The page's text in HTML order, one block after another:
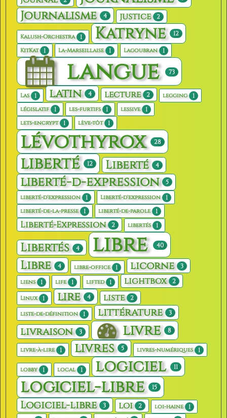
Journalisme 4 justice 2
Kalush-Orchestra 1 Katryne 12
KitKat 1 La-Marseillaise 1 Lagoubran 1
langue 73
Las 1 latin 4 lecture 2 legging 1
législatif 1 les-furtifs 1 lessive 1
lets-encrypt 1 lève-tôt 1
lévothyrox 28
liberté 12 Liberté 4
liberté-d-expression 5
liberté-d'expression 1 Liberté-d'expression 1
liberté-de-la-presse 1 liberté-de-parole 1
Liberté-Expression 2 libertés 1
Libertés 4 libre 40
Libre 4 libre-office 1 licorne 3
liens 1 life 1 lifted 1 lightbox 2
Linux 1 lire 4 liste 2
liste-de-définition 1 littérature 3
livraison 3 livre 8
livre-à-lire 1 livres 5 livres-numériques 1
lobby 1 local 1 logiciel 11
logiciel-libre 15
Logiciel-libre 3 loi 2 loi-haine 1